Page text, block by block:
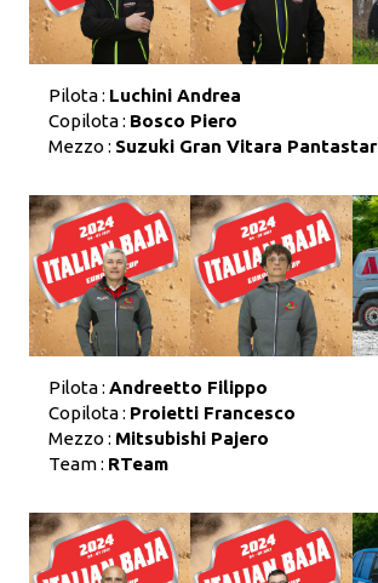
Pilota : Luchini Andrea
Copilota : Bosco Piero
Mezzo : Suzuki Gran Vitara Pantastar
Pilota : Andreetto Filippo
Copilota : Proietti Francesco
Mezzo : Mitsubishi Pajero
Team : RTeam